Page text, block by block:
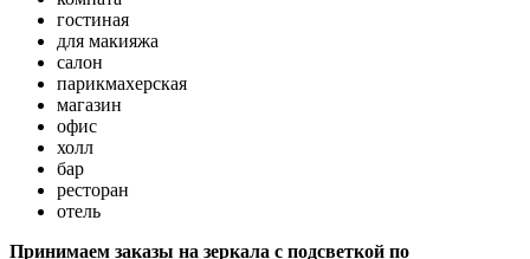
гостиная
для макияжа
салон
парикмахерская
магазин
офис
холл
бар
ресторан
отель
Принимаем заказы на зеркала с подсветкой по